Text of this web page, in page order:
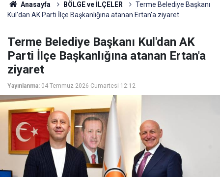
Anasayfa BÖLGE ve İLÇELER
Terme Belediye Başkanı
Kul'dan AK Parti İlçe Başkanlığına atanan Ertan'a ziyaret
Terme Belediye Başkanı Kul'dan AK
Parti İlçe Başkanlığına atanan Ertan'a
ziyaret
Yayınlanma: 04 Temmuz 2026 Cumartesi 12:12